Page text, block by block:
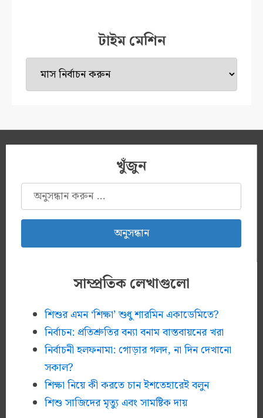
টাইম মেশিন
টাইম
মেশিন
খুঁজুন
অনুসন্ধানঃ
সাম্প্রতিক লেখাগুলো
শিশুর এমন ‘শিক্ষা’ শুধু শারমিন একাডেমিতে?
নির্বাচন: প্রতিশ্রুতির বন্যা বনাম বাস্তবায়নের খরা
নির্বাচনী হলফনামা: গোড়ার গলদ, না দিন দেখানো
সকাল?
শিক্ষা নিয়ে কী করতে চান ইশতেহারেই বলুন
শিশু সাজিদের মৃত্যু এবং সামষ্টিক দায়